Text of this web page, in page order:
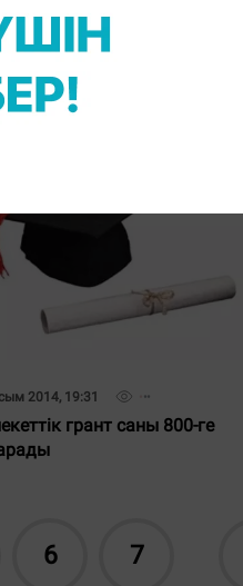
2014, 12:33
124 балл алған Ақтөбенің
көлік мінді
2014, 19:31
грант саны 800-ге
6 7